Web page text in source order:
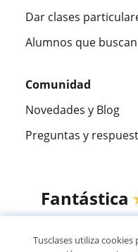
Dar clases
Alumnos que
Comunidad
Novedades y Blog
Preguntas y
Fantástica
Tusclases utiliza